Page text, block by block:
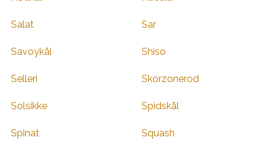
Salat Sar
Savoykål Shiso
Selleri Skorzonerod
Solsikke Spidskål
Spinat Squash